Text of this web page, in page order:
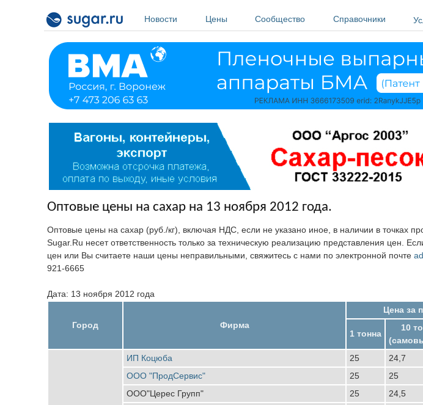
Новости
Цены Сообщество Справочники
Оптовые цены на сахар на 13 ноября 2012 года.
Оптовые цены на сахар (руб./кг), включая НДС, если не указано иное, в наличии в точках
Sugar.Ru несет ответственность только за техническую реализацию представления цен.
цен или Вы считаете наши цены неправильными, свяжитесь с нами по электронной почте
921-6665
Дата: 13 ноября 2012 года
Город Фирма
Цена за
1 тонна
10
ИП Коцюба 25
24,7
ООО "ПродСервис"
25
25
ООО"Церес Групп"
25
24,5